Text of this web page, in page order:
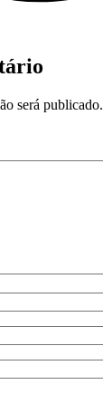
será publicado.